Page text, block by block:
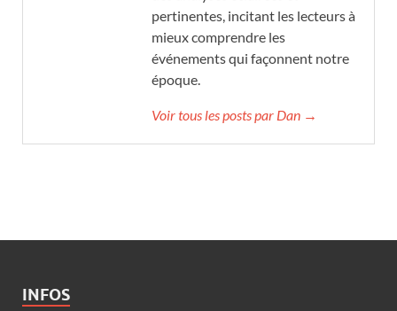
pertinentes, incitant les lecteurs à
mieux comprendre les
événements qui façonnent notre
époque.
Voir tous les posts par Dan →
INFOS